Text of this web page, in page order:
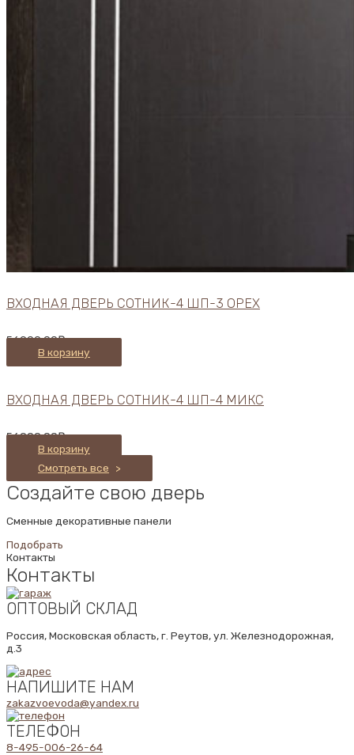
ВХОДНАЯ ДВЕРЬ СОТНИК-4 ШП-3 ОРЕХ
56900,00₽
В корзину
ВХОДНАЯ ДВЕРЬ СОТНИК-4 ШП-4 МИКС
56900,00₽
В корзину
Смотреть все
>
Создайте свою дверь
Сменные декоративные панели
Подобрать
Контакты
Контакты
ОПТОВЫЙ СКЛАД
Россия, Московская область, г. Реутов, ул. Железнодорожная,
д.3
НАПИШИТЕ НАМ
zakazvoevoda@yandex.ru
ТЕЛЕФОН
8-495-006-26-64